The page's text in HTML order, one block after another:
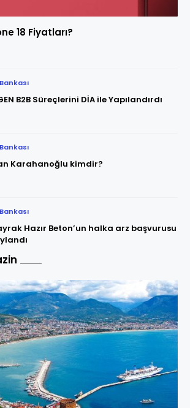
18 Fiyatları?
B2B Süreçlerini DİA ile Yapılandırdı
Karahanoğlu kimdir?
Hazır Beton’un halka arz başvurusu